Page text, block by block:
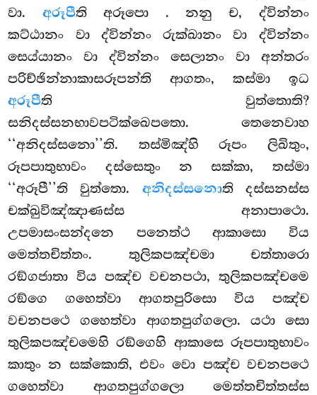
වා. අරූපීති අරූපො . නනු ච, ද්වින්නං
කට්ඨානං වා ද්වින්නං රුක්ඛානං වා ද්වින්නං
සෙය්යානං වා ද්වින්නං සෙලානං වා අන්තරං
පරිච්ඡින්නාකාසරූපන්ති ආගතං, කස්මා ඉධ
අරූපීති වුත්තොති?
සනිදස්සනභාවපටික්ඛෙපතො. තෙනෙවාහ
‘‘අනිදස්සනො’’ති. තස්මිඤ්හි රූපං ලිඛිතුං,
රූපපාතුභාවං දස්සෙතුං න සක්කා, තස්මා
‘‘අරූපී’’ති වුත්තො. අනිදස්සනොති දස්සනස්ස
චක්ඛුවිඤ්ඤාණස්ස අනාපාථො.
උපමාසංසන්දනෙ පනෙත්ථ ආකාසො විය
මෙත්තචිත්තං. තුලිකපඤ්චමා චත්තාරො
රඞ්ගජාතා විය පඤ්ච වචනපථා, තුලිකපඤ්චමෙ
රඞ්ගෙ ගහෙත්වා ආගතපුරිසො විය පඤ්ච
වචනපථෙ ගහෙත්වා ආගතපුග්ගලො. යථා සො
තුලිකපඤ්චමෙහි රඞ්ගෙහි ආකාසෙ රූපපාතුභාවං
කාතුං න සක්කොති, එවං වො පඤ්ච වචනපථෙ
ගහෙත්වා ආගතපුග්ගලො මෙත්තචිත්තස්ස